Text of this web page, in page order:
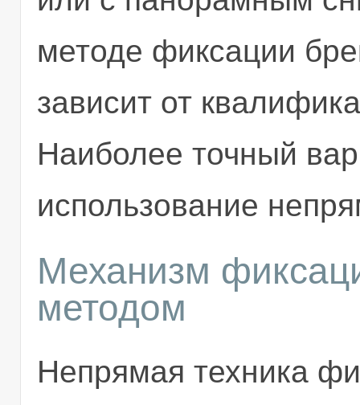
методе фиксации
зависит от
Наиболее точный
использование
Механизм
методом
Непрямая техника